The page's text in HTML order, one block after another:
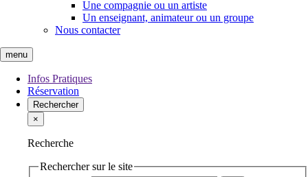
Une compagnie ou un artiste
Un enseignant, animateur ou un groupe
Nous contacter
menu
Infos Pratiques
Réservation
Rechercher
×
Recherche
Rechercher sur le site